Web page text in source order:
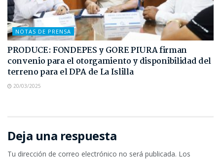
NOTAS DE PRENSA
PRODUCE: FONDEPES y GORE PIURA firman
convenio para el otorgamiento y disponibilidad del
terreno para el DPA de La Islilla
20/03/2025
Deja una respuesta
Tu dirección de correo electrónico no será publicada. Los